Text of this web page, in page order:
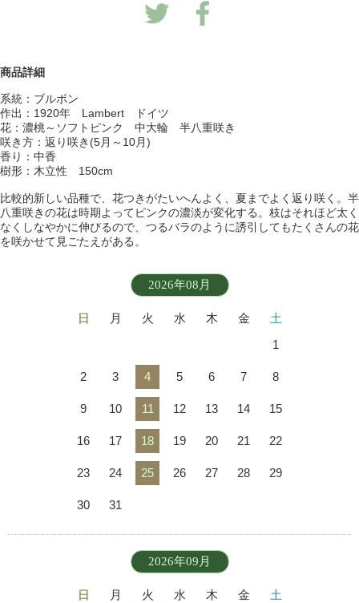
商品詳細
系統：ブルボン
作出：1920年 Lambert ドイツ
花：濃桃～ソフトピンク 中大輪 半八重咲き
咲き方：返り咲き(5月～10月)
香り：中香
樹形：木立性 150cm
比較的新しい品種で、花つきがたいへんよく、夏までよく返り咲く。半
八重咲きの花は時期よってピンクの濃淡が変化する。枝はそれほど太く
なくしなやかに伸びるので、つるバラのように誘引してもたくさんの花
を咲かせて見ごたえがある。
2026年08月
日 月 火 水 木 金
土
1
2 3 4 5 6 7 8
9 10 11 12 13 14 15
16 17 18 19 20 21 22
23 24 25 26 27 28 29
30 31
2026年09月
日 月 火 水 木 金
土